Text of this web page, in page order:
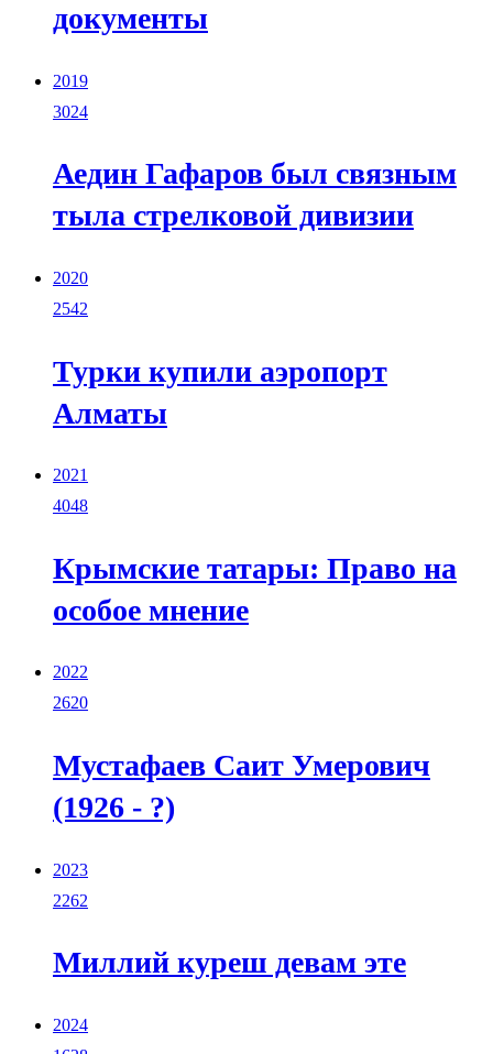
документы
2019
3024
Аедин Гафаров был связным
тыла стрелковой дивизии
2020
2542
Турки купили аэропорт
Алматы
2021
4048
Крымские татары: Право на
особое мнение
2022
2620
Мустафаев Саит Умерович
(1926 - ?)
2023
2262
Миллий куреш девам эте
2024